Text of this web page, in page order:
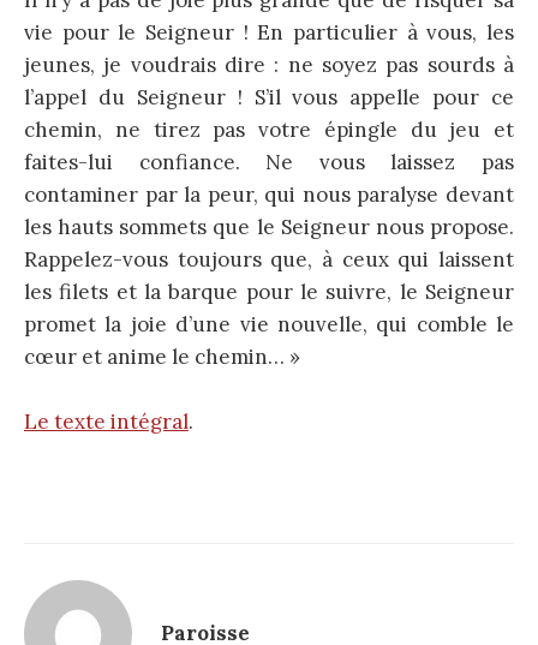
vie pour le Seigneur ! En particulier à vous, les
jeunes, je voudrais dire : ne soyez pas sourds à
l’appel du Seigneur ! S’il vous appelle pour ce
chemin, ne tirez pas votre épingle du jeu et
faites-lui confiance. Ne vous laissez pas
contaminer par la peur, qui nous paralyse devant
les hauts sommets que le Seigneur nous propose.
Rappelez-vous toujours que, à ceux qui laissent
les filets et la barque pour le suivre, le Seigneur
promet la joie d’une vie nouvelle, qui comble le
cœur et anime le chemin… »
Le texte intégral.
Paroisse